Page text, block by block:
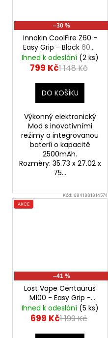
–30 %
Innokin CoolFire Z60 -
Easy Grip - Black 60W
Mod, 2500mAh
Ihned k odeslání (2 ks)
799 Kč1 148 Kč
DO KOŠÍKU
Výkonný elektronický
Mod s inovativními
režimy a integrovanou
baterií o kapacitě
2500mAh.
Rozměry: 35.73 x 27.02 x
75...
Kód:6941881814574
AKCE
–41 %
Lost Vape Centaurus
M100 - Easy Grip -
Dusty Rose100W Mod
Ihned k odeslání (5 ks)
699 Kč1 199 Kč